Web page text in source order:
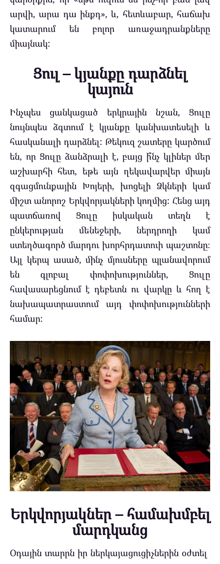
արվի, արա դա ինքդ», և, հետևաբար, հաճախ
կատարում են բոլոր առաջադրանքները
միայնակ:
Ցուլ – կյանքը դարձնել
կայուն
Ինչպես ցանկացած երկրային նշան, Ցուլը
նույնպես ձգտում է կյանքը կանխատեսելի և
հասկանալի դարձնել: Թեկուզ շատերը կարծում
են, որ Ցուլը ձանձրալի է, բայց ի՞նչ կլիներ մեր
աշխարհի հետ, եթե այն ղեկավարվեր միայն
զգացմունքային Խոյերի, խոցելի Ձկների կամ
միշտ անորոշ Երկվորյակների կողմից: Հենց այդ
պատճառով Ցուլը իսկական տեղն է
ընկերության մենեջերի, ներդրողի կամ
ստեղծագործ մարդու խորհրդատուի պաշտոնը։
Այլ կերպ ասած, մինչ մյուսները պլանավորում
են գլոբալ փոփոխություններ, Ցուլը
հավասարեցնում է դեբետն ու վարկը և հող է
նախապատրաստում այդ փոփոխությունների
համար:
Երկվորյակներ – համախմբել
մարդկանց
Օդային տարրն իր ներկայացուցիչներին օժտել ​​